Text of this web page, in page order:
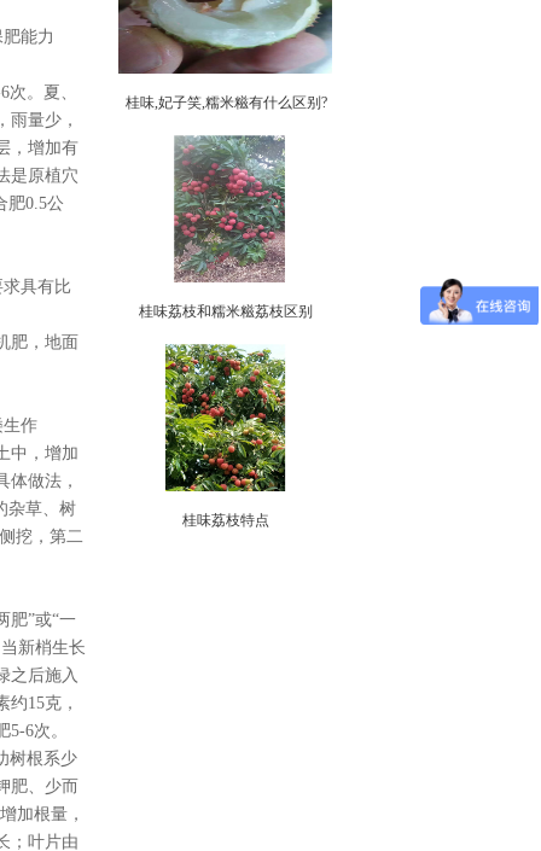
能力
。夏、
雨量少，
，增加有
是原植穴
肥0.5公
具有比
肥，地面
作
中，增加
体做法，
杂草、树
挖，第二
肥”或“一
新梢生长
之后施入
15克，
6次。
树根系少
肥、少而
加根量，
；叶片由
桂味,妃子笑,糯米糍有什么区别?
桂味荔枝和糯米糍荔枝区别
桂味荔枝特点